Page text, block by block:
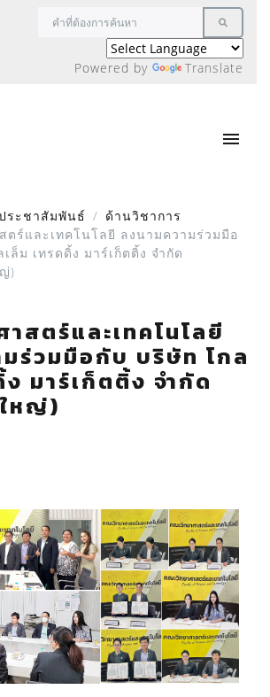
Powered by Translate
ระชาสัมพันธ์
ด้านวิชาการ
ตร์และเทคโนโลยี ลงนามความร่วมมือ
ล็ม เทรดดิ้ง มาร์เก็ตติ้ง จำกัด
)
สตร์และเทคโนโลยี
ร่วมมือกับ บริษัท โกล
ง มาร์เก็ตติ้ง จำกัด
หญ่)